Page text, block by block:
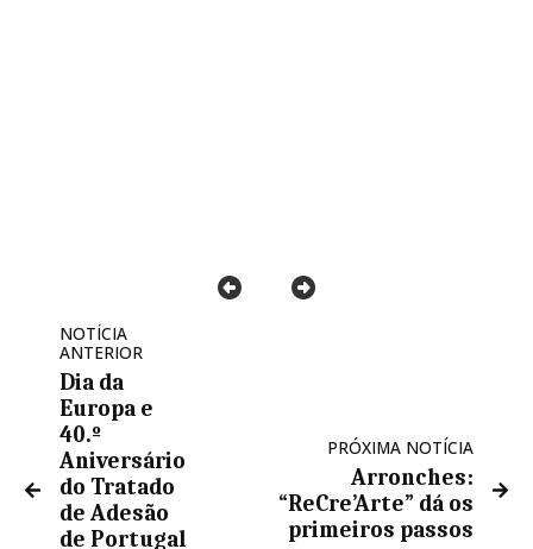
NOTÍCIA
ANTERIOR
Dia da
Europa e
40.º
Aniversário
do Tratado
de Adesão
de Portugal
PRÓXIMA NOTÍCIA
Arronches:
“ReCre’Arte” dá os
primeiros passos